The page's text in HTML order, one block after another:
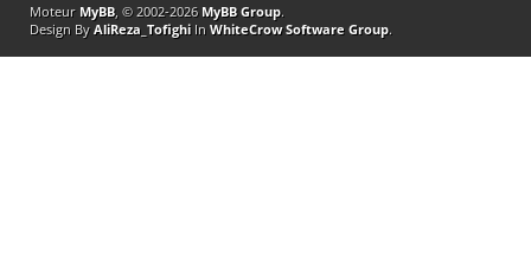
Moteur MyBB, © 2002-2026 MyBB Group.
Design By AliReza_TofighiIn WhiteCrow Software Group.